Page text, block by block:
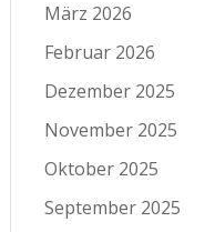
März 2026
Februar 2026
Dezember 2025
November 2025
Oktober 2025
September 2025